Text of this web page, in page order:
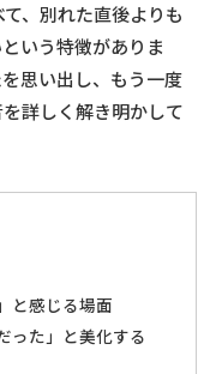
、別れた直後よりも
いう特徴がありま
思い出し、もう一度
詳しく解き明かして
と感じる場面
った」と美化する